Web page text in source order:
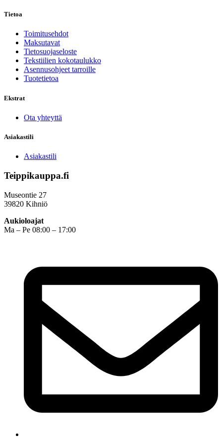
Tietoa
Toimitusehdot
Maksutavat
Tietosuojaseloste
Tekstiilien kokotaulukko
Asennusohjeet tarroille
Tuotetietoa
Ekstrat
Ota yhteyttä
Asiakastili
Asiakastili
Teippikauppa.fi
Museontie 27
39820 Kihniö
Aukioloajat
Ma – Pe 08:00 – 17:00